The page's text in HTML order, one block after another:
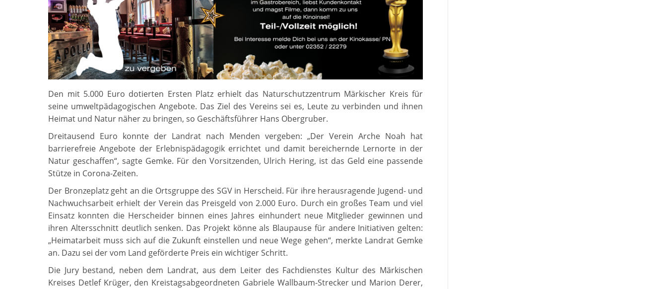
Den mit 5.000 Euro dotierten Ersten Platz erhielt das Naturschutzzentrum Märkischer Kreis für
seine umweltpädagogischen Angebote. Das Ziel des Vereins sei es, Leute zu verbinden und ihnen
Heimat und Natur näher zu bringen, so Geschäftsführer Hans Obergruber.
Dreitausend Euro konnte der Landrat nach Menden vergeben: „Der Verein Arche Noah hat
barrierefreie Angebote der Erlebnispädagogik errichtet und damit bereichernde Lernorte in der
Natur geschaffen“, sagte Gemke. Für den Vorsitzenden, Ulrich Hering, ist das Geld eine passende
Stütze in Corona-Zeiten.
Der Bronzeplatz geht an die Ortsgruppe des SGV in Herscheid. Für ihre herausragende Jugend- und
Nachwuchsarbeit erhielt der Verein das Preisgeld von 2.000 Euro. Durch ein großes Team und viel
Einsatz konnten die Herscheider binnen eines Jahres einhundert neue Mitglieder gewinnen und
ihren Altersschnitt deutlich senken. Das Projekt könne als Blaupause für andere Initiativen gelten:
„Heimatarbeit muss sich auf die Zukunft einstellen und neue Wege gehen“, merkte Landrat Gemke
an. Dazu sei der vom Land geförderte Preis ein wichtiger Schritt.
Die Jury bestand, neben dem Landrat, aus dem Leiter des Fachdienstes Kultur des Märkischen
Kreises Detlef Krüger, den Kreistagsabgeordneten Gabriele Wallbaum-Strecker und Marion Derer,